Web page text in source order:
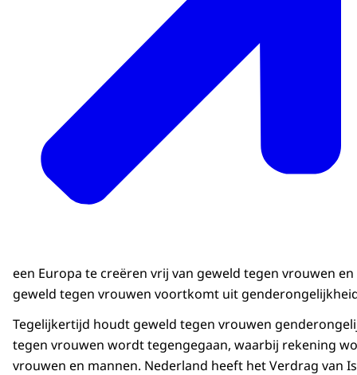
een Europa te creëren vrij van geweld tegen vrouwen
geweld tegen vrouwen voortkomt uit
Tegelijkertijd houdt geweld tegen vrouwen
tegen vrouwen wordt tegengegaan, waarbij rekening
vrouwen en mannen. Nederland heeft het Verdrag van